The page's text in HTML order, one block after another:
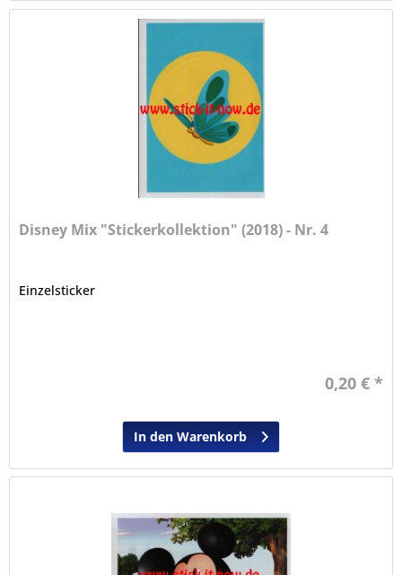
Disney Mix "Stickerkollektion" (2018) - Nr. 4
Einzelsticker
0,20 € *
In den Warenkorb